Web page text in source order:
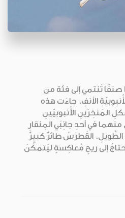
من القَطرَسِ 14 صنفًا تَنتمي إلى فئة من
الأنفِ. جاءَت هذه
المَنخِرَينِ الأُنبوبيّينِ
في أحدِ جانِبَي المِنقارِ
الطَّويلِ. القَطرَسُ طائرٌ كبيرٌ
إلى ريحٍ مُعاكِسةٍ ليَتمكَّنَ